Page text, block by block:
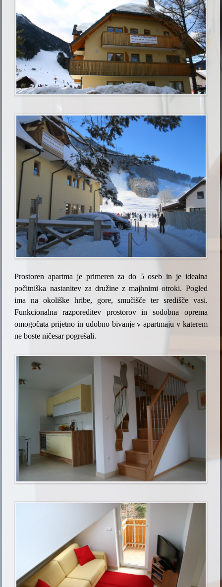
Prostoren apartma je primeren za do 5 oseb in je idealna
počitniška nastanitev za družine z majhnimi otroki. Pogled
ima na okoliške hribe, gore, smučišče ter središče vasi.
Funkcionalna razporeditev prostorov in sodobna oprema
omogočata prijetno in udobno bivanje v apartmaju v katerem
ne boste ničesar pogrešali.